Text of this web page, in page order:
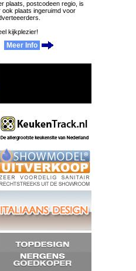
plaats, postcodeen regio, is
ook plaats ingeruimd voor
kijkplezier!
Meer Info